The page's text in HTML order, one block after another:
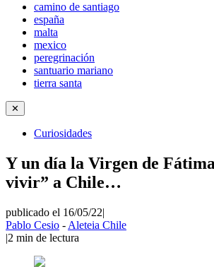
camino de santiago
españa
malta
mexico
peregrinación
santuario mariano
tierra santa
✕
Curiosidades
Y un día la Virgen de
vivir” a Chile…
publicado el 16/05/22|
Pablo Cesio - Aleteia Chile
|2 min de lectura